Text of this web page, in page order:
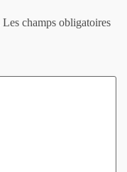
Les champs obligatoires